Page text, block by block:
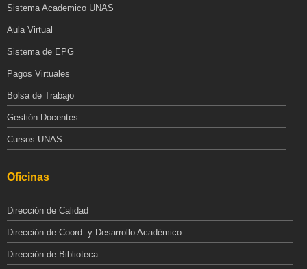
Sistema Academico UNAS
Aula Virtual
Sistema de EPG
Pagos Virtuales
Bolsa de Trabajo
Gestión Docentes
Cursos UNAS
Oficinas
Dirección de Calidad
Dirección de Coord. y Desarrollo Académico
Dirección de Biblioteca